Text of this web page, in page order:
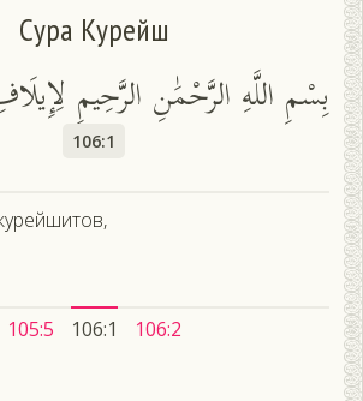
Сура Курейш
بِسْمِ اللَّهِ الرَّحْمَٰنِ الرَّحِيمِ
106:1
105:5 106:1 106:2